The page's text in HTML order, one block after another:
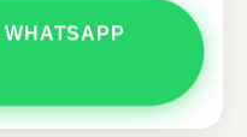
WHATSAPP